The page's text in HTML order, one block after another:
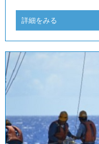
詳細をみる